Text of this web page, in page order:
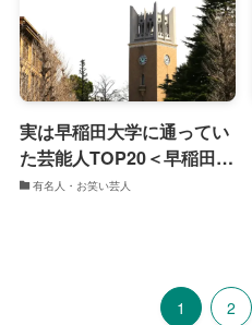
実は早稲田大学に通ってい
た芸能人TOP20＜早稲田出
身有名人＞
有名人・お笑い芸人
1 2